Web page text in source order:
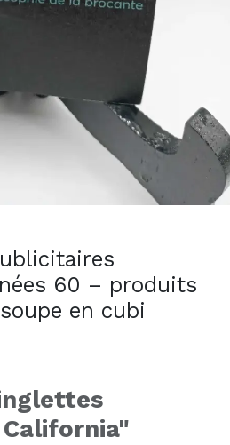
60 – produits
en cubi